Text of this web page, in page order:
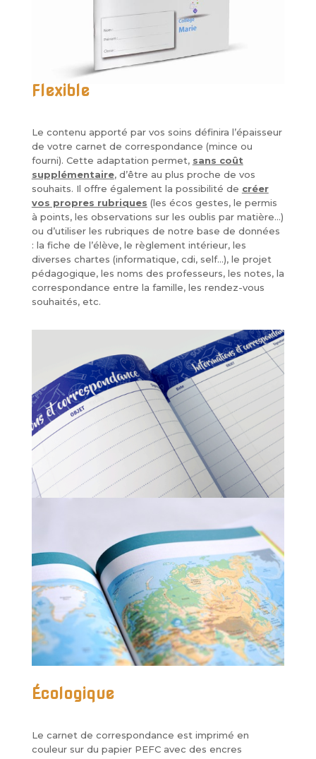
Flexible
Le contenu apporté par vos soins définira l’épaisseur
de votre carnet de correspondance (mince ou
fourni). Cette adaptation permet, sans coût
supplémentaire, d’être au plus proche de vos
souhaits. Il offre également la possibilité de créer
vos propres rubriques (les écos gestes, le permis
à points, les observations sur les oublis par matière…)
ou d’utiliser les rubriques de notre base de données
: la fiche de l’élève, le règlement intérieur, les
diverses chartes (informatique, cdi, self…), le projet
pédagogique, les noms des professeurs, les notes, la
correspondance entre la famille, les rendez-vous
souhaités, etc.
Écologique
Le carnet de correspondance est imprimé en
couleur sur du papier PEFC avec des encres